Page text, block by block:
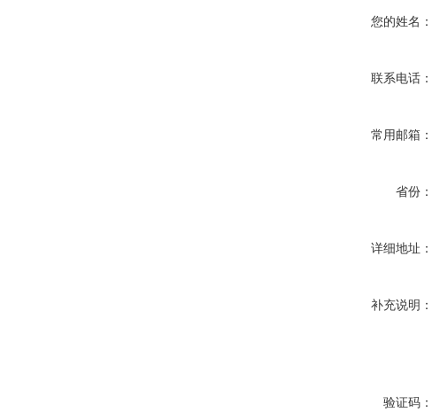
您的姓名：
联系电话：
常用邮箱：
省份：
详细地址：
补充说明：
验证码：